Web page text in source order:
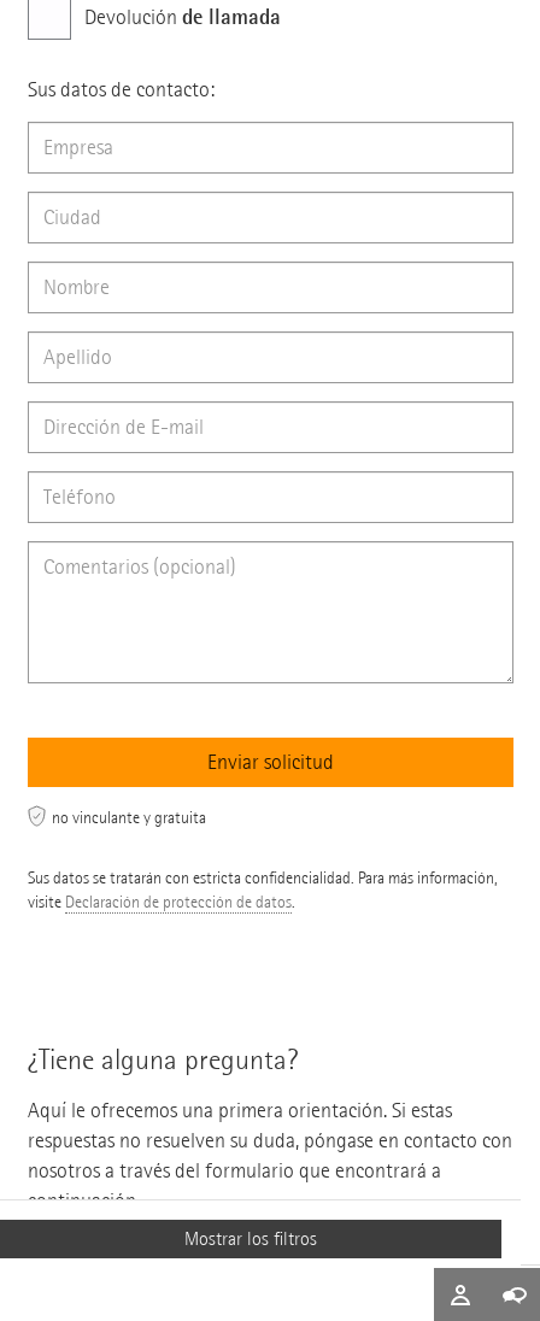
Mostrar los filtros
Devolución de llamada
Sus datos de contacto:
no vinculante y gratuita
Sus datos se tratarán con estricta confidencialidad. Para más información,
visite Declaración de protección de datos.
¿Tiene alguna pregunta?
Aquí le ofrecemos una primera orientación. Si estas
respuestas no resuelven su duda, póngase en contacto con
nosotros a través del formulario que encontrará a
continuación.